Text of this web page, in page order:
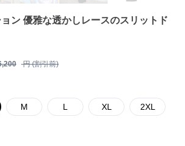
ン 優雅な透かしレースのスリットド
円 (割引前)
M L XL 2XL